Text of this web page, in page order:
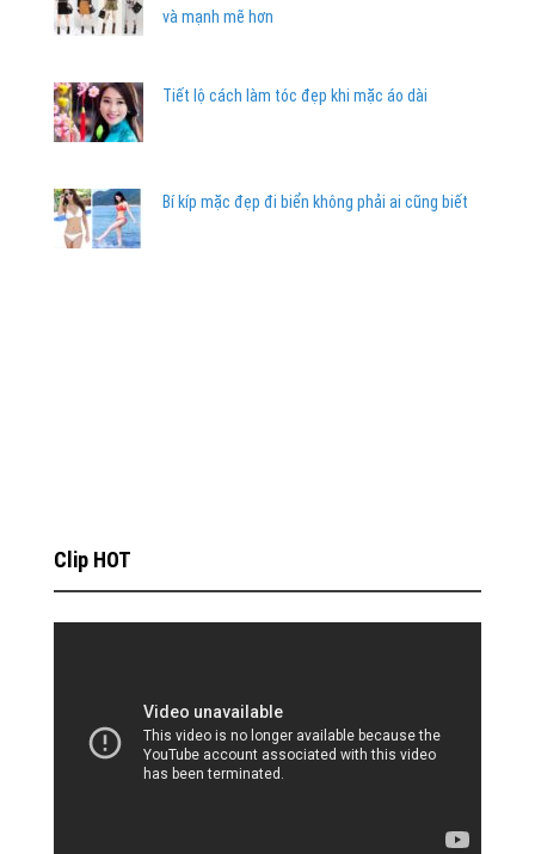
và mạnh mẽ hơn
Tiết lộ cách làm tóc đẹp khi mặc áo dài
Bí kíp mặc đẹp đi biển không phải ai cũng biết
Clip HOT